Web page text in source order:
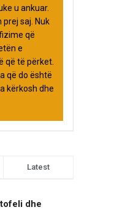
u ankuar.
saj. Nuk
që
e
që të përket.
që do është
kërkosh dhe
Latest
dhe